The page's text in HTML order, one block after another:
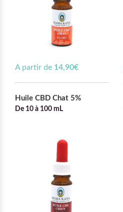
A partir de 14,90€
Huile CBD Chat 5%
De 10 à 100 mL